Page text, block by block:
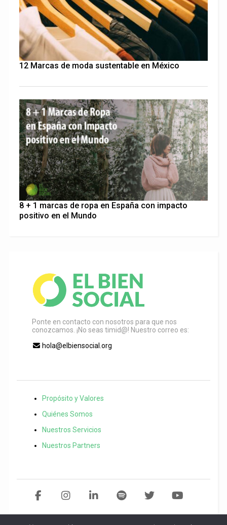
12 Marcas de moda sustentable en México
8 + 1 marcas de ropa en España con impacto
positivo en el Mundo
Ponte en contacto con nosotros para que nos
conozcamos. ¡No seas timid@! Nuestro correo es:
hola@elbiensocial.org
Propósito y Valores
Quiénes Somos
Nuestros Servicios
Nuestros Partners